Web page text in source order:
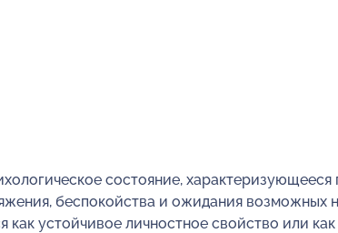
состояние,
беспокойства и ожидания возможных
как устойчивое личностное свойство или